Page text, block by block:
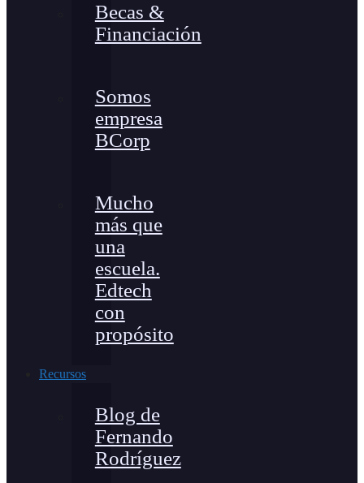
Becas &
Financiación
Somos
empresa
BCorp
Mucho
más que
una
escuela.
Edtech
con
propósito
Recursos
Blog de
Fernando
Rodríguez